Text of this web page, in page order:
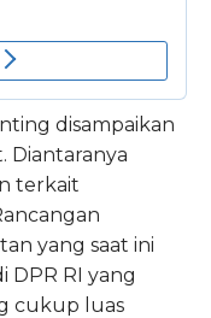
disampaikan
Diantaranya
terkait
yang saat ini
DPR RI yang
cukup luas